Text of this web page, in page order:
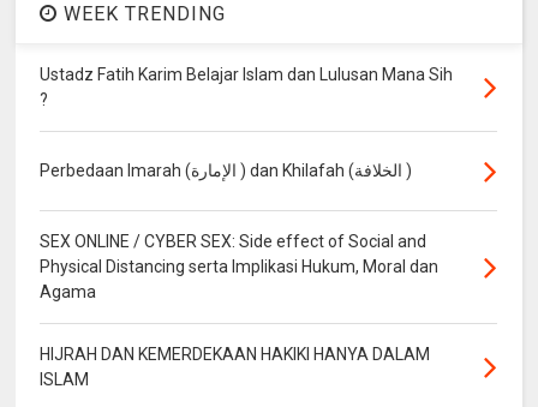
WEEK TRENDING
Ustadz Fatih Karim Belajar Islam dan Lulusan Mana Sih
?
Perbedaan Imarah (الإمارة ) dan Khilafah (الخلافة )
SEX ONLINE / CYBER SEX: Side effect of Social and
Physical Distancing serta Implikasi Hukum, Moral dan
Agama
HIJRAH DAN KEMERDEKAAN HAKIKI HANYA DALAM
ISLAM